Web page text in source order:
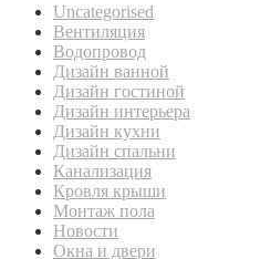
Uncategorised
Вентиляция
Водопровод
Дизайн ванной
Дизайн гостиной
Дизайн интерьера
Дизайн кухни
Дизайн спальни
Канализация
Кровля крыши
Монтаж пола
Новости
Окна и двери